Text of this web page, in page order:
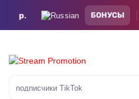
р. БОНУСЫ
подписчики TikTok